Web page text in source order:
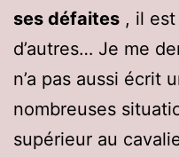
ses défaites , il
d’autres… Je me
n’a pas aussi écrit
nombreuses
supérieur au